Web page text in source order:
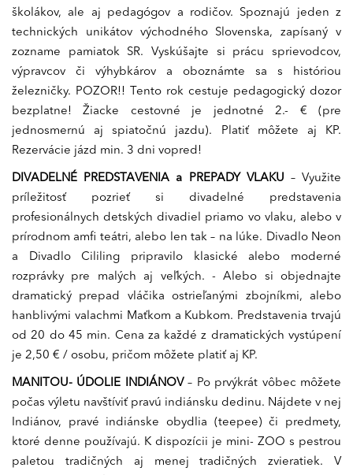
školákov, ale aj pedagógov a rodičov. Spoznajú jeden z
technických unikátov východného Slovenska, zapísaný v
zozname pamiatok SR. Vyskúšajte si prácu sprievodcov,
výpravcov či výhybkárov a oboznámte sa s históriou
železničky. POZOR!! Tento rok cestuje pedagogický dozor
bezplatne! Žiacke cestovné je jednotné 2.- € (pre
jednosmernú aj spiatočnú jazdu). Platiť môžete aj KP.
Rezervácie jázd min. 3 dni vopred!
DIVADELNÉ PREDSTAVENIA a PREPADY VLAKU – Využite
príležitosť pozrieť si divadelné predstavenia
profesionálnych detských divadiel priamo vo vlaku, alebo v
prírodnom amfi teátri, alebo len tak – na lúke. Divadlo Neon
a Divadlo Cililing pripravilo klasické alebo moderné
rozprávky pre malých aj veľkých. - Alebo si objednajte
dramatický prepad vláčika ostrieľanými zbojníkmi, alebo
hanblivými valachmi Maťkom a Kubkom. Predstavenia trvajú
od 20 do 45 min. Cena za každé z dramatických vystúpení
je 2,50 € / osobu, pričom môžete platiť aj KP.
MANITOU- ÚDOLIE INDIÁNOV– Po prvýkrát vôbec môžete
počas výletu navštíviť pravú indiánsku dedinu. Nájdete v nej
Indiánov, pravé indiánske obydlia (teepee) či predmety,
ktoré denne používajú. K dispozícii je mini- ZOO s pestrou
paletou tradičných aj menej tradičných zvieratiek. V